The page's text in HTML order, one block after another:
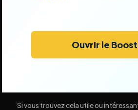
Ouvrir le
Si vous trouvez cela utile ou